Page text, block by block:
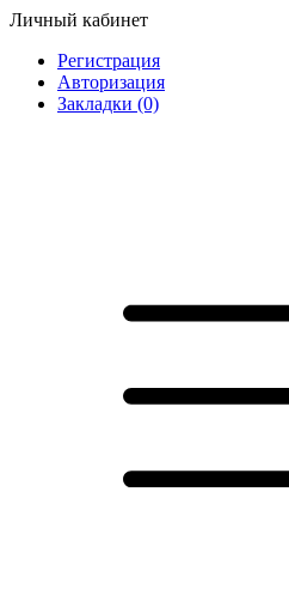
Личный кабинет
Регистрация
Авторизация
Закладки (0)